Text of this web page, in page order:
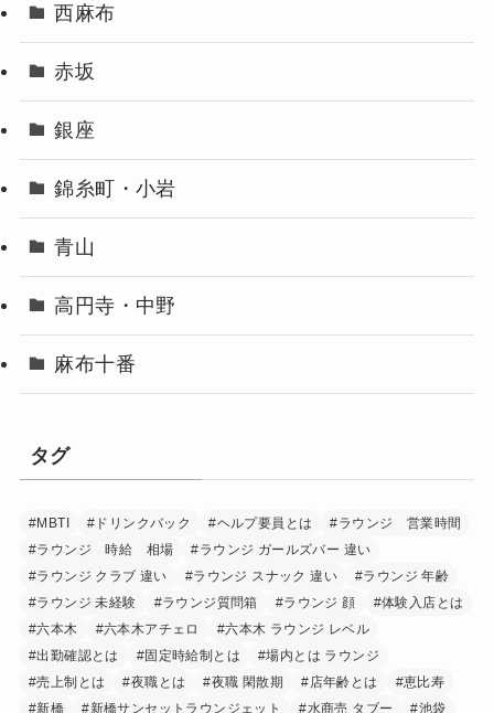
西麻布
赤坂
銀座
錦糸町・小岩
青山
高円寺・中野
麻布十番
タグ
#MBTI #ドリンクバック #ヘルプ要員とは
#ラウンジ 営業時間
#ラウンジ 時給 相場
#ラウンジ ガールズバー 違い
#ラウンジ クラブ 違い
#ラウンジ スナック 違い
#ラウンジ 年齢
#ラウンジ 未経験
#ラウンジ質問箱 #ラウンジ 顔
#体験入店とは
#六本木
#六本木アチェロ
#六本木 ラウンジ レベル
#出勤確認とは
#固定時給制とは
#場内とは ラウンジ
#売上制とは
#夜職とは #夜職 閑散期 #店年齢とは
#恵比寿
#新橋
#新橋サンセットラウンジェット #水商売 タブー
#池袋